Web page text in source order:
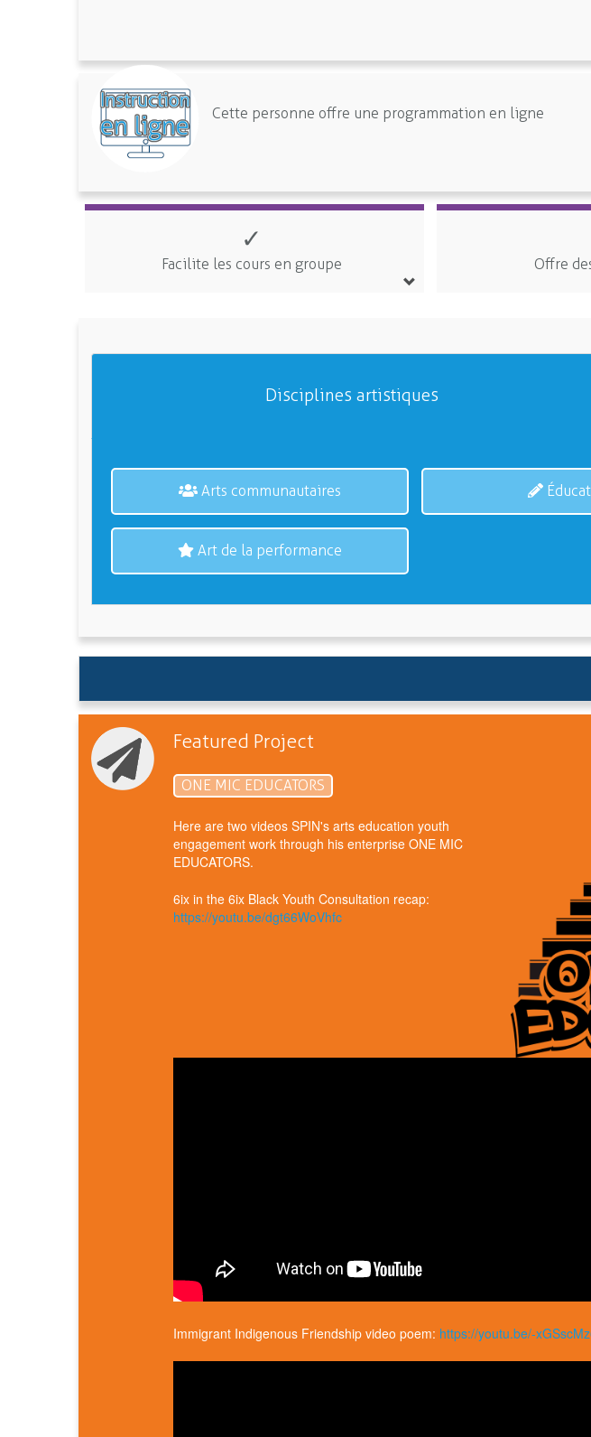
Cette personne offre une programmation en ligne
✓
Facilite les cours en groupe Offre
Disciplines artistiques
Arts communautaires
Art de la performance
Featured Project
ONE MIC EDUCATORS
Here are two videos SPIN's arts education youth
engagement work through his enterprise ONE MIC
EDUCATORS.
6ix in the 6ix Black Youth Consultation recap:
https://youtu.be/dgt66WoVhfc
Immigrant Indigenous Friendship video poem: https://youtu.be/-